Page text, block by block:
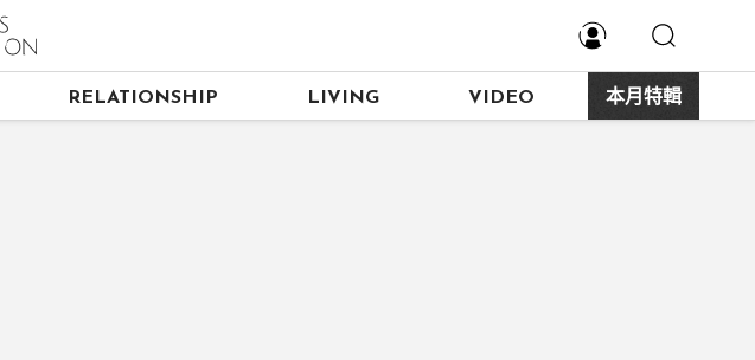
RELATIONSHIP LIVING VIDEO 本月特輯